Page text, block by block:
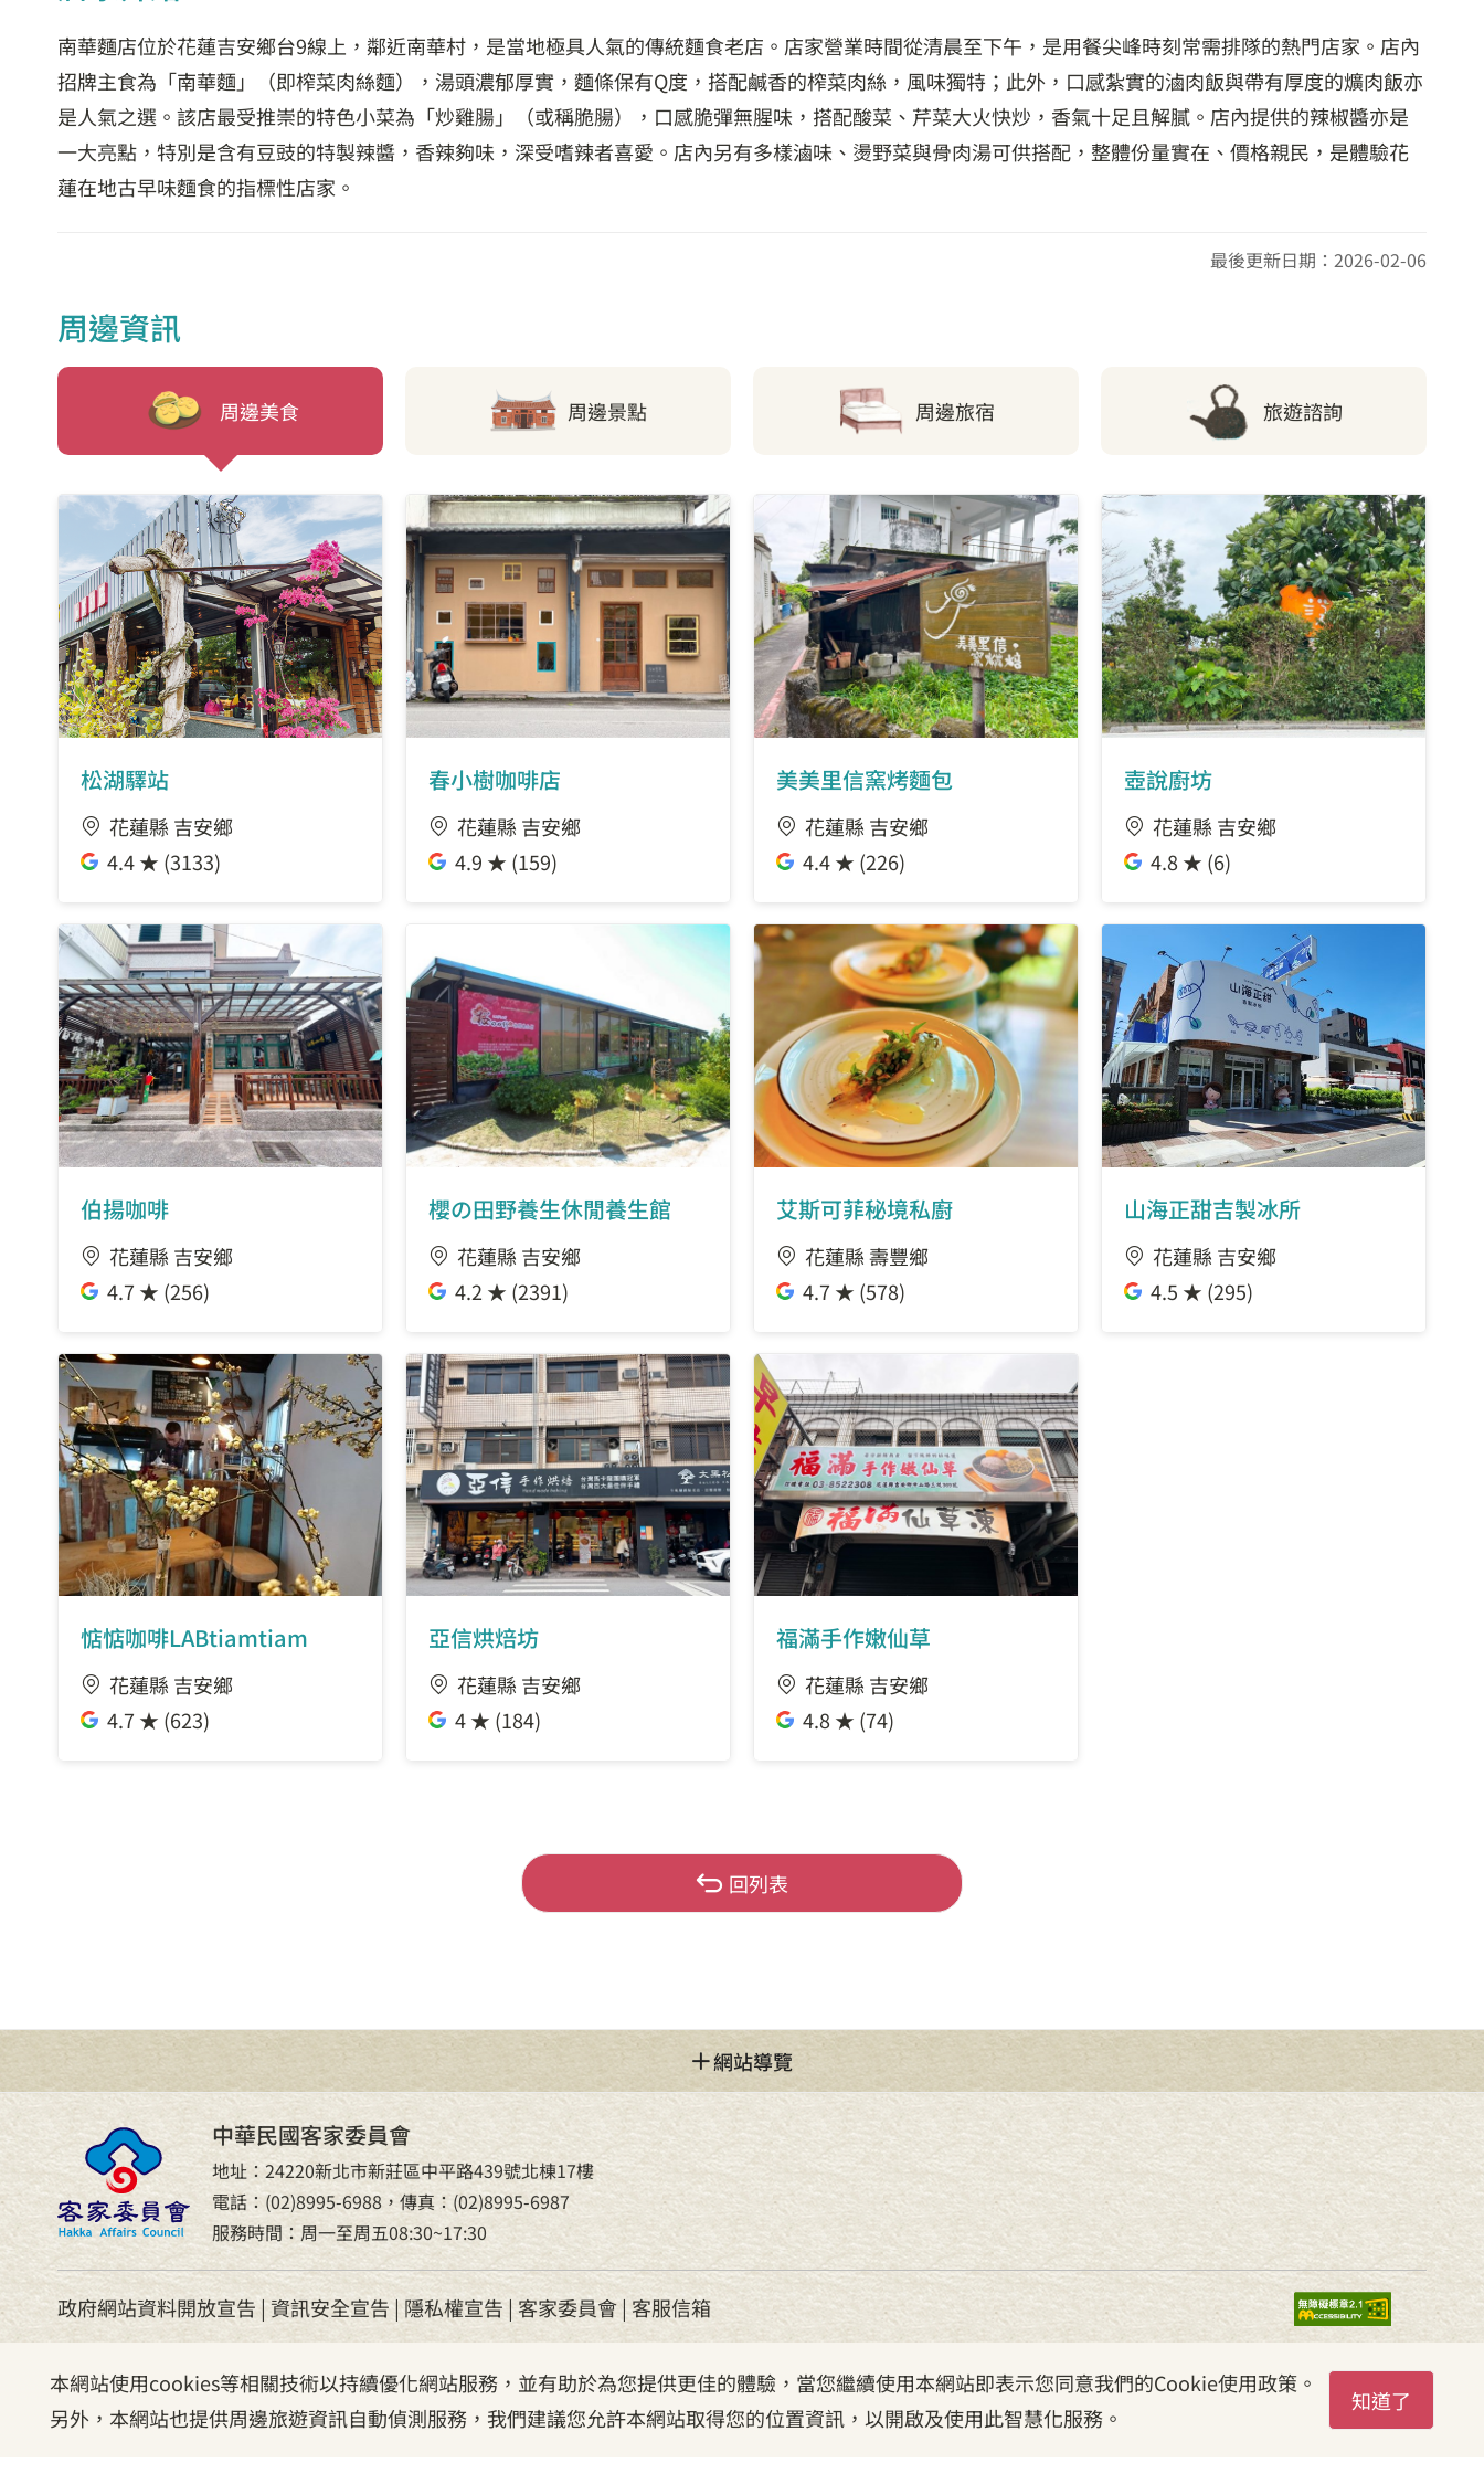
本網站使用cookies等相關技術以持續優化網站服務，並有助於為您提供更佳的體驗，當您繼續使用本網站即表示您同意我們的Cookie使用政策。
另外，本網站也提供周邊旅遊資訊自動偵測服務，我們建議您允許本網站取得您的位置資訊，以開啟及使用此智慧化服務。
知道了
南華麵店位於花蓮吉安鄉台9線上，鄰近南華村，是當地極具人氣的傳統麵食老店。店家營業時間從清晨至下午，是用餐尖峰時刻常需排隊的熱門店家。店內
招牌主食為「南華麵」（即榨菜肉絲麵），湯頭濃郁厚實，麵條保有Q度，搭配鹹香的榨菜肉絲，風味獨特；此外，口感紮實的滷肉飯與帶有厚度的爌肉飯亦
是人氣之選。該店最受推崇的特色小菜為「炒雞腸」（或稱脆腸），口感脆彈無腥味，搭配酸菜、芹菜大火快炒，香氣十足且解膩。店內提供的辣椒醬亦是
一大亮點，特別是含有豆豉的特製辣醬，香辣夠味，深受嗜辣者喜愛。店內另有多樣滷味、燙野菜與骨肉湯可供搭配，整體份量實在、價格親民，是體驗花
蓮在地古早味麵食的指標性店家。
最後更新日期：2026-02-06
周邊資訊
周邊美食 周邊景點 周邊旅宿 旅遊諮詢
松湖驛站
花蓮縣 吉安鄉
4.4 ★ (3133)
春小樹咖啡店
花蓮縣 吉安鄉
4.9 ★ (159)
美美里信窯烤麵包
花蓮縣 吉安鄉
4.4 ★ (226)
壺說廚坊
花蓮縣 吉安鄉
4.8 ★ (6)
伯揚咖啡
花蓮縣 吉安鄉
4.7 ★ (256)
櫻の田野養生休閒養生館
花蓮縣 吉安鄉
4.2 ★ (2391)
艾斯可菲秘境私廚
花蓮縣 壽豐鄉
4.7 ★ (578)
山海正甜吉製冰所
花蓮縣 吉安鄉
4.5 ★ (295)
惦惦咖啡LABtiamtiam
花蓮縣 吉安鄉
4.7 ★ (623)
亞信烘焙坊
花蓮縣 吉安鄉
4 ★ (184)
福滿手作嫩仙草
花蓮縣 吉安鄉
4.8 ★ (74)
回列表
網站導覽
中華民國客家委員會
地址：24220新北市新莊區中平路439號北棟17樓
電話：(02)8995-6988，傳真：(02)8995-6987
服務時間：周一至周五08:30~17:30
政府網站資料開放宣告|資訊安全宣告| 隱私權宣告 | 客家委員會| 客服信箱